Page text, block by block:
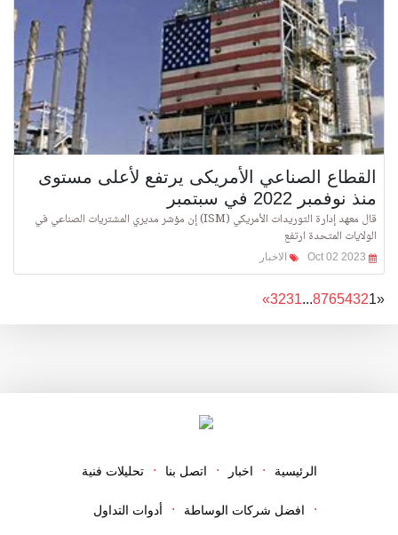
القطاع الصناعي الأمريكى يرتفع لأعلى مستوى
منذ نوفمبر 2022 في سبتمبر
قال معهد إدارة التوريدات الأمريكي (ISM) إن مؤشر مديري المشتريات الصناعي في
الولايات المتحدة ارتفع
الاخبار
«
1
2
3
4
5
6
7
8
...
31
32
»
الرئيسية اخبار اتصل بنا تحليلات فنية
افضل شركات الوساطة أدوات التداول